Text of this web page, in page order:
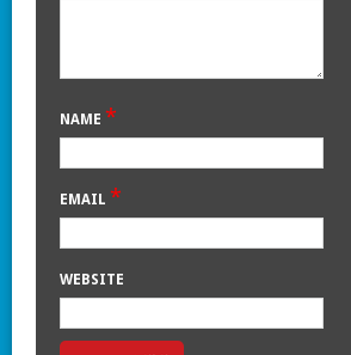
NAME *
EMAIL *
WEBSITE